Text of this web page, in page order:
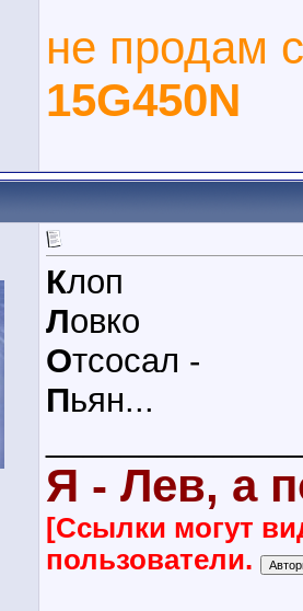
не продам
15G450N
Клоп
Ловко
Отсосал -
Пьян...
Я - Лев, а
[Ссылки могут
пользователи.